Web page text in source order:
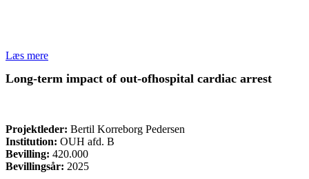
Læs mere
Long-term impact of out-ofhospital cardiac arrest
Projektleder: Bertil Korreborg Pedersen
Institution: OUH afd. B
Bevilling: 420.000
Bevillingsår: 2025